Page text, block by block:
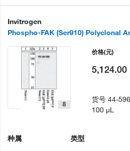
Invitrogen
Phospho-FAK (Ser910) Polyclonal
8
种属
类型
价格(元)
5,124.00
货号44-
100 µL